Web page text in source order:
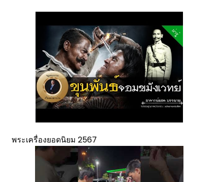
พระเครื่องยอดนิยม 2567